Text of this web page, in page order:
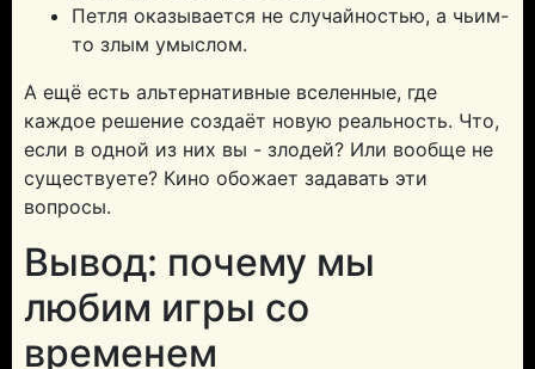
Петля оказывается не случайностью, а чьим-
то злым умыслом.
А ещё есть альтернативные вселенные, где
каждое решение создаёт новую реальность. Что,
если в одной из них вы - злодей? Или вообще не
существуете? Кино обожает задавать эти
вопросы.
Вывод: почему мы
любим игры со
временем